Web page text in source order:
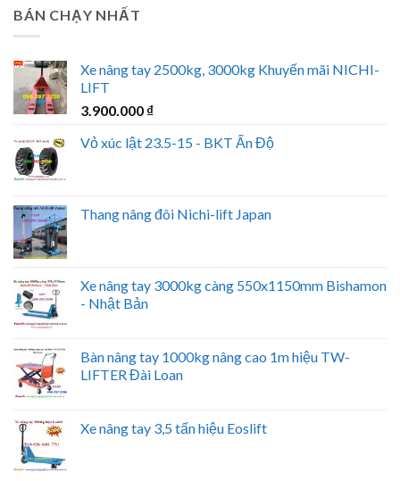
BÁN CHẠY NHẤT
Xe nâng tay 2500kg, 3000kg Khuyến mãi NICHI-
LIFT
3.900.000 ₫
Vỏ xúc lật 23.5-15 - BKT Ấn Độ
Thang nâng đôi Nichi-lift Japan
Xe nâng tay 3000kg càng 550x1150mm Bishamon
- Nhật Bản
Bàn nâng tay 1000kg nâng cao 1m hiệu TW-
LIFTER Đài Loan
Xe nâng tay 3,5 tấn hiệu Eoslift